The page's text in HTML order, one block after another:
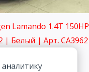
Lamando 1.4T 150HP
| Белый | Арт. CA3962